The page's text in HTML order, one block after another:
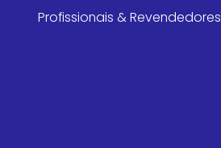
Profissionais & Revendedores